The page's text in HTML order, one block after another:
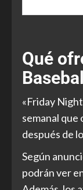
Qué
«Friday
semanal
después de
Según
podrán ver